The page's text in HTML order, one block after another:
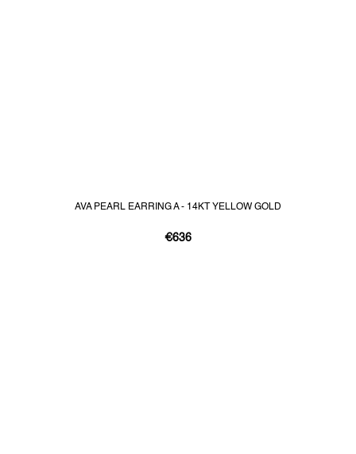
AVA PEARL EARRING A - 14KT YELLOW GOLD
€636